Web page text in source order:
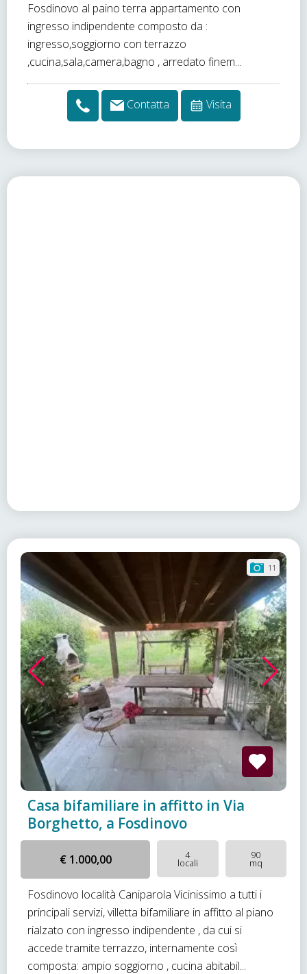
Fosdinovo al paino terra appartamento con
ingresso indipendente composto da :
ingresso,soggiorno con terrazzo
,cucina,sala,camera,bagno , arredato finem...
Contatta Visita
11
Casa bifamiliare in affitto in Via
Borghetto, a Fosdinovo
€ 1.000,00 4
locali
90
mq
Fosdinovo località Caniparola Vicinissimo a tutti i
principali servizi, villetta bifamiliare in affitto al piano
rialzato con ingresso indipendente , da cui si
accede tramite terrazzo, internamente così
composta: ampio soggiorno , cucina abitabil...